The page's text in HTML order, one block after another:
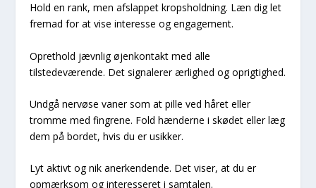
Hold en rank, men afslappet kropsholdning. Læn dig let
fremad for at vise interesse og engagement.
Oprethold jævnlig øjenkontakt med alle
tilstedeværende. Det signalerer ærlighed og oprigtighed.
Undgå nervøse vaner som at pille ved håret eller
tromme med fingrene. Fold hænderne i skødet eller læg
dem på bordet, hvis du er usikker.
Lyt aktivt og nik anerkendende. Det viser, at du er
opmærksom og interesseret i samtalen.